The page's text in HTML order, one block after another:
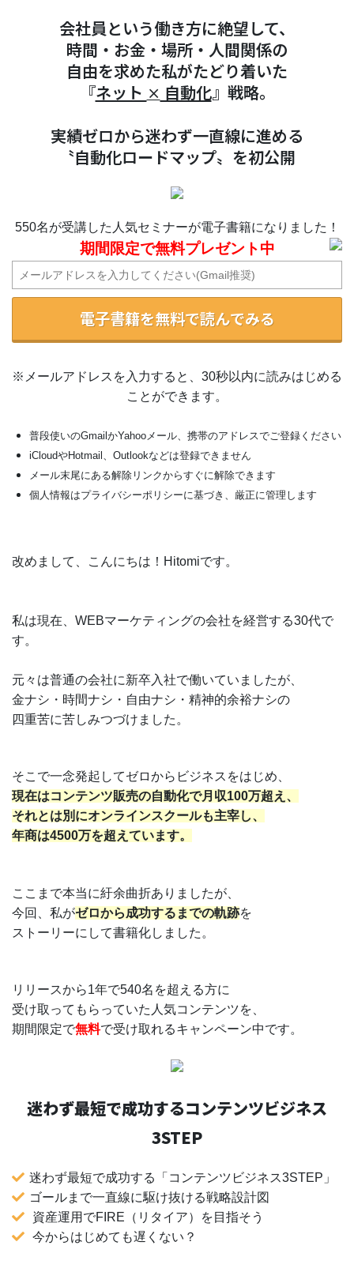
会社員という働き方に絶望して、
時間・お金・場所・人間関係の
自由を求めた私がたどり着いた
『ネット × 自動化』戦略。
実績ゼロから迷わず一直線に進める
〝自動化ロードマップ〟を初公開
550名が受講した人気セミナーが電子書籍になりました！
期間限定で無料プレゼント中
電子書籍を無料で読んでみる
※メールアドレスを入力すると、30秒以内に読みはじめる
ことができます。
普段使いのGmailかYahooメール、携帯のアドレスでご登録ください
iCloudやHotmail、Outlookなどは登録できません
メール末尾にある解除リンクからすぐに解除できます
個人情報はプライバシーポリシーに基づき、厳正に管理します
改めまして、こんにちは！Hitomiです。
私は現在、WEBマーケティングの会社を経営する30代で
す。
元々は普通の会社に新卒入社で働いていましたが、
金ナシ・時間ナシ・自由ナシ・精神的余裕ナシの
四重苦に苦しみつづけました。
そこで一念発起してゼロからビジネスをはじめ、
現在はコンテンツ販売の自動化で月収100万超え、
それとは別にオンラインスクールも主宰し、
年商は4500万を超えています。
ここまで本当に紆余曲折ありましたが、
今回、私がゼロから成功するまでの軌跡を
ストーリーにして書籍化しました。
リリースから1年で540名を超える方に
受け取ってもらっていた人気コンテンツを、
期間限定で無料で受け取れるキャンペーン中です。
迷わず最短で成功するコンテンツビジネス
3STEP
迷わず最短で成功する「コンテンツビジネス3STEP」
ゴールまで一直線に駆け抜ける戦略設計図
資産運用でFIRE（リタイア）を目指そう
今からはじめても遅くない？